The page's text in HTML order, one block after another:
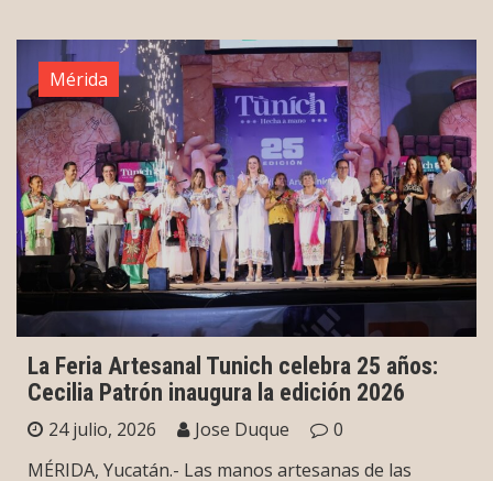
Mérida
La Feria Artesanal Tunich celebra 25 años:
Cecilia Patrón inaugura la edición 2026
24 julio, 2026 Jose Duque
0
MÉRIDA, Yucatán.- Las manos artesanas de las